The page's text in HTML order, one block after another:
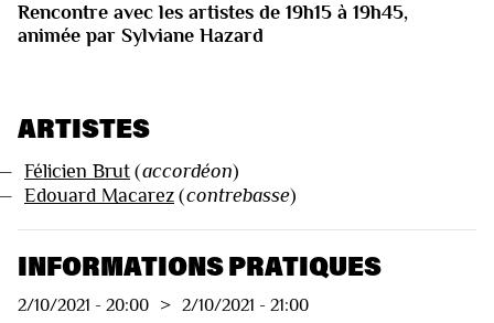
Rencontre avec les artistes de 19h15 à 19h45,
animée par Sylviane Hazard
ARTISTES
Félicien Brut (accordéon)
Edouard Macarez (contrebasse)
INFORMATIONS PRATIQUES
2/10/2021 - 20:00 > 2/10/2021 - 21:00